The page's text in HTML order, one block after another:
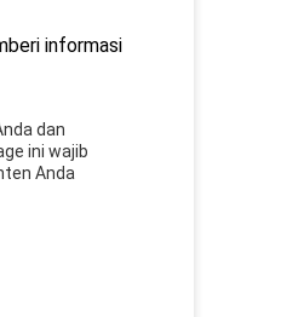
informasi
dan
ini wajib
Anda